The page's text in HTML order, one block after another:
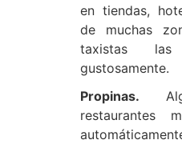
en tiendas,
de muchas
taxistas
gustosamente.
Propinas.
restaurantes